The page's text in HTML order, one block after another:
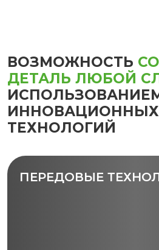
ВОЗМОЖНОСТЬ
ДЕТАЛЬ ЛЮБОЙ
ИННОВАЦИОННЫХ
ТЕХНОЛОГИЙ
ПЕРЕДОВЫЕ